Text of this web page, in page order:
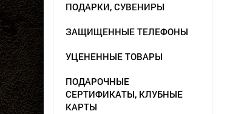
ПОДАРКИ, СУВЕНИРЫ
ЗАЩИЩЕННЫЕ ТЕЛЕФОНЫ
УЦЕНЕННЫЕ ТОВАРЫ
ПОДАРОЧНЫЕ
СЕРТИФИКАТЫ, КЛУБНЫЕ
КАРТЫ